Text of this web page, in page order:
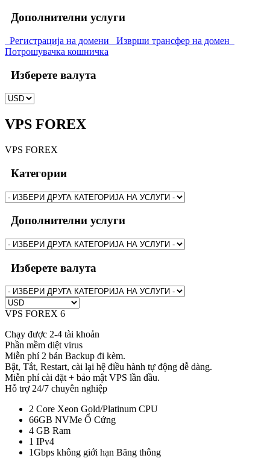
Дополнителни услуги
Регистрација на домени
Изврши трансфер на домен
Потрошувачка кошничка
Изберете валута
VPS FOREX
VPS FOREX
Категории
Дополнителни услуги
Изберете валута
VPS FOREX 6
Chạy được 2-4 tài khoản
Phần mềm diệt virus
Miễn phí 2 bản Backup đi kèm.
Bật, Tắt, Restart, cài lại hệ điều hành tự động dễ dàng.
Miễn phí cài đặt + bảo mật VPS lần đầu.
Hỗ trợ 24/7 chuyên nghiệp
2 Core Xeon Gold/Platinum CPU
66GB NVMe Ổ Cứng
4 GB Ram
1 IPv4
1Gbps không giới hạn Băng thông